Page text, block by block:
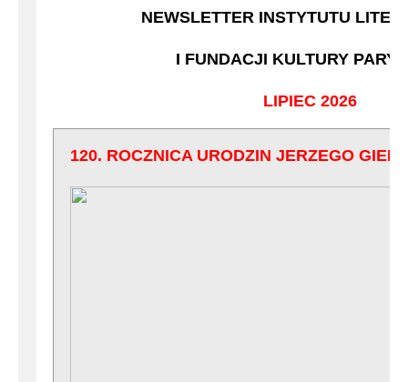
NEWSLETTER INSTYTUTU
I FUNDACJI KULTURY
LIPIEC 2026
120. ROCZNICA URODZIN JERZEGO